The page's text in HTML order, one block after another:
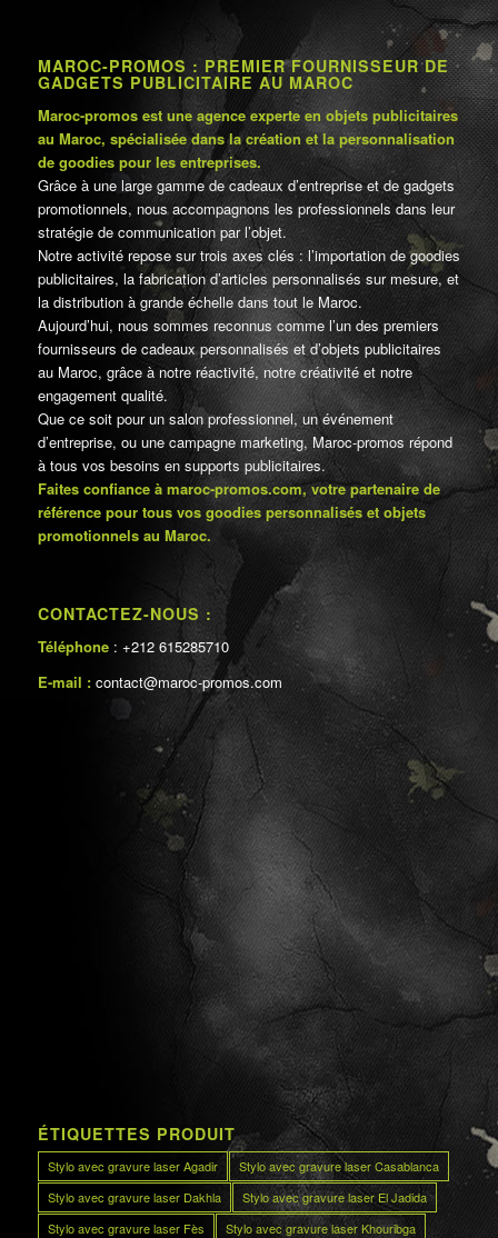
MAROC-PROMOS : PREMIER FOURNISSEUR DE
GADGETS PUBLICITAIRE AU MAROC
Maroc-promos est une agence experte en objets publicitaires
au Maroc, spécialisée dans la création et la personnalisation
de goodies pour les entreprises.
Grâce à une large gamme de cadeaux d’entreprise et de gadgets
promotionnels, nous accompagnons les professionnels dans leur
stratégie de communication par l’objet.
Notre activité repose sur trois axes clés : l’importation de goodies
publicitaires, la fabrication d’articles personnalisés sur mesure, et
la distribution à grande échelle dans tout le Maroc.
Aujourd’hui, nous sommes reconnus comme l’un des premiers
fournisseurs de cadeaux personnalisés et d’objets publicitaires
au Maroc, grâce à notre réactivité, notre créativité et notre
engagement qualité.
Que ce soit pour un salon professionnel, un événement
d’entreprise, ou une campagne marketing, Maroc-promos répond
à tous vos besoins en supports publicitaires.
Faites confiance à maroc-promos.com, votre partenaire de
référence pour tous vos goodies personnalisés et objets
promotionnels au Maroc.
CONTACTEZ-NOUS :
Téléphone : +212 615285710
E-mail : contact@maroc-promos.com
ÉTIQUETTES PRODUIT
Stylo avec gravure laser Agadir
Stylo avec gravure laser Casablanca
Stylo avec gravure laser Dakhla
Stylo avec gravure laser El Jadida
Stylo avec gravure laser Fès
Stylo avec gravure laser Khouribga